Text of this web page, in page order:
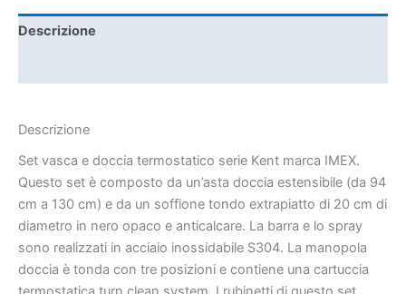
Descrizione
Descrizione
Set vasca e doccia termostatico serie Kent marca IMEX.
Questo set è composto da un’asta doccia estensibile (da 94
cm a 130 cm) e da un soffione tondo extrapiatto di 20 cm di
diametro in nero opaco e anticalcare. La barra e lo spray
sono realizzati in acciaio inossidabile S304. La manopola
doccia è tonda con tre posizioni e contiene una cartuccia